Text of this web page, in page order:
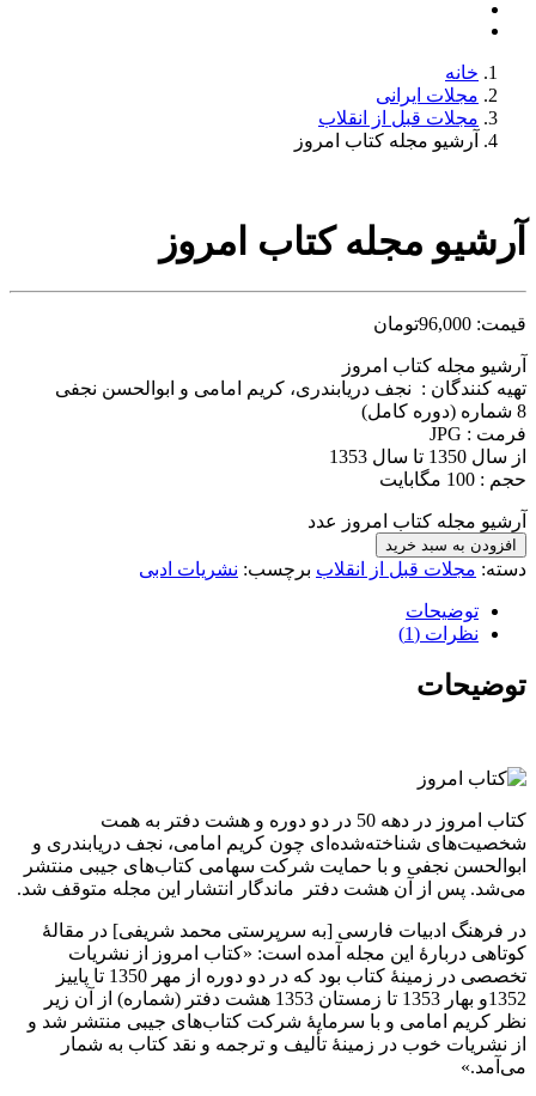
خانه
مجلات ایرانی
مجلات قبل از انقلاب
آرشیو مجله کتاب امروز
آرشیو مجله کتاب امروز
قیمت: 96,000تومان
آرشیو مجله کتاب امروز
تهیه کنندگان : نجف دریابندری، کریم امامی و ابوالحسن نجفی
8 شماره (دوره کامل)
فرمت : JPG
از سال 1350 تا سال 1353
حجم : 100 مگابایت
آرشیو مجله کتاب امروز عدد
افزودن به سبد خرید
دسته: مجلات قبل از انقلاب برچسب: نشریات ادبی
توضیحات
نظرات (1)
توضیحات
کتاب امروز در دهه 50 در دو دوره و هشت دفتر به همت
شخصیت‌های شناخته‌شده‌ای چون کریم امامی، نجف دریابندری و
ابوالحسن نجفی و با حمایت شرکت سهامی کتاب‌های جیبی منتشر
می‌شد. پس از آن هشت دفتر ماندگار انتشار این مجله متوقف شد.
در فرهنگ ادبیات فارسی [به سرپرستی محمد شریفی] در مقالهٔ
کوتاهی دربارهٔ این مجله آمده است: «کتاب امروز از نشریات
تخصصی در زمینهٔ کتاب بود که در دو دوره از مهر 1350 تا پاییز
1352و بهار 1353 تا زمستان 1353 هشت دفتر (شماره) از آن زیر
نظر کریم‌ امامی و با سرمایهٔ شرکت کتاب‌های جیبی منتشر شد و
از نشریات خوب در زمینهٔ تألیف و ترجمه و نقد کتاب به شمار
می‌آمد.»